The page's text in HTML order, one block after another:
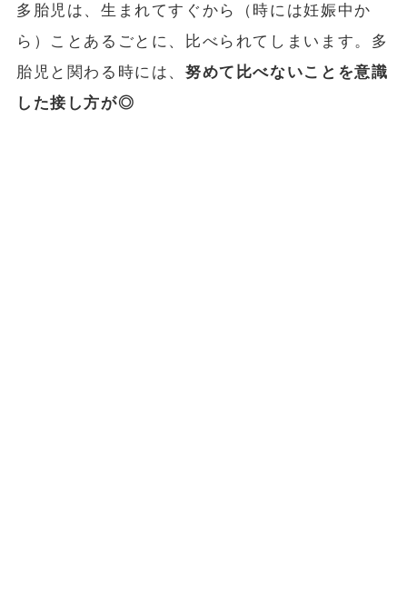
多胎児は、生まれてすぐから（時には妊娠中か
ら）ことあるごとに、比べられてしまいます。多
胎児と関わる時には、努めて比べないことを意識
した接し方が◎